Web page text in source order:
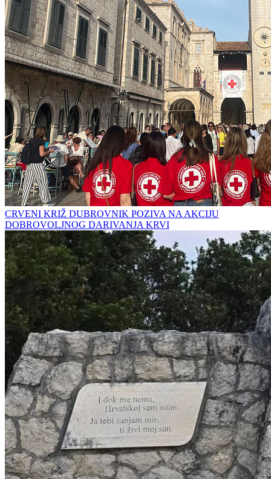
CRVENI KRIŽ DUBROVNIK POZIVA NA AKCIJU
DOBROVOLJNOG DARIVANJA KRVI